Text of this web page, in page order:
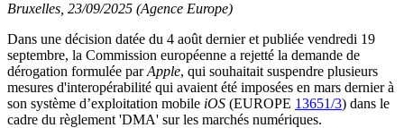
Bruxelles, 23/09/2025 (Agence Europe)
Dans une décision datée du 4 août dernier et publiée vendredi 19
septembre, la Commission européenne a rejetté la demande de
dérogation formulée parApple, qui souhaitait suspendre plusieurs
mesures d'interopérabilité qui avaient été imposées en mars dernier à
son système d’exploitation mobile iOS (EUROPE 13651/3) dans le
cadre du règlement 'DMA' sur les marchés numériques.